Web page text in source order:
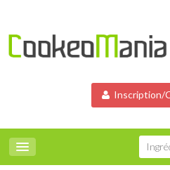
Inscription/